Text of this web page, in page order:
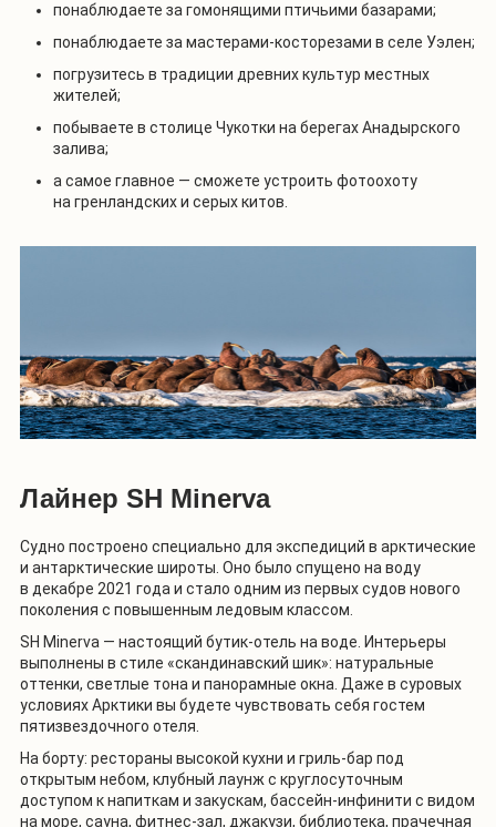
понаблюдаете за гомонящими птичьими базарами;
понаблюдаете за мастерами-косторезами в селе Уэлен;
погрузитесь в традиции древних культур местных
жителей;
побываете в столице Чукотки на берегах Анадырского
залива;
а самое главное — сможете устроить фотоохоту
на гренландских и серых китов.
Лайнер SH Minerva
Судно построено специально для экспедиций в арктические
и антарктические широты. Оно было спущено на воду
в декабре 2021 года и стало одним из первых судов нового
поколения с повышенным ледовым классом.
SH Minerva — настоящий бутик-отель на воде. Интерьеры
выполнены в стиле «скандинавский шик»: натуральные
оттенки, светлые тона и панорамные окна. Даже в суровых
условиях Арктики вы будете чувствовать себя гостем
пятизвездочного отеля.
На борту: рестораны высокой кухни и гриль-бар под
открытым небом, клубный лаунж с круглосуточным
доступом к напиткам и закускам, бассейн-инфинити с видом
на море, сауна, фитнес-зал, джакузи, библиотека, прачечная